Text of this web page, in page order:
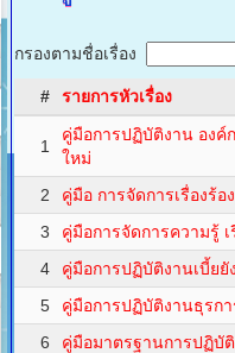
กรองตามชื่อเรื่อง
# รายการหัวเรื่อง
1
คู่มือการปฏิบัติงาน องค์
ใหม่
2
คู่มือ การจัดการเรื่องร้อ
3
คู่มือการจัดการความรู้
4
คู่มือการปฏิบัติงานเบี้ยยั
5
คู่มือการปฏิบัติงานธุรก
6
คู่มือมาตรฐานการปฏิบั